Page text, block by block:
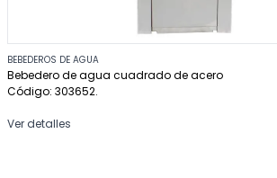
BEBEDEROS DE AGUA
Bebedero de agua cuadrado de acero
Código: 303652.
Ver detalles